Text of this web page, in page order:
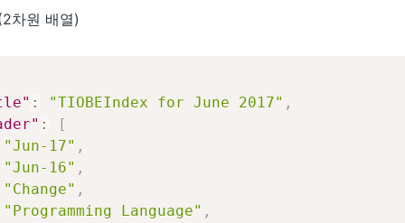
차원 배열)
: "TIOBEIndex for June 2017" ,
:
[
"Jun-17" ,
"Jun-16" ,
"Change" ,
"Programming Language" ,